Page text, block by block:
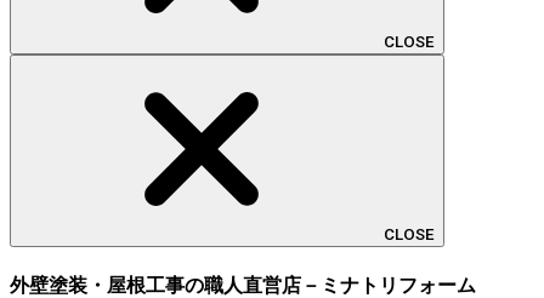
CLOSE
CLOSE
外壁塗装・屋根工事の職人直営店－ミナトリフォーム